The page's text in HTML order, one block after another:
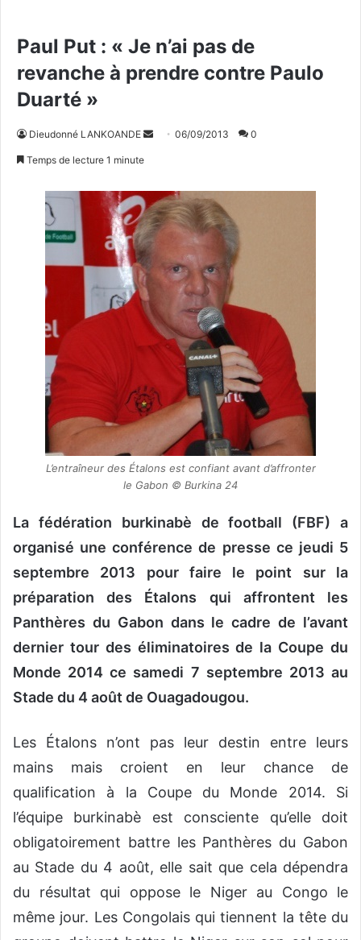
Paul Put : « Je n’ai pas de
revanche à prendre contre Paulo
Duarté »
Dieudonné LANKOANDE
o
y
e
o
u
r
i
e
06/09/2013 0
Temps de lecture 1 minute
L’entraîneur des Étalons est confiant avant d’affronter
le Gabon © Burkina 24
La fédération burkinabè de football (FBF) a
organisé une conférence de presse ce jeudi 5
septembre 2013 pour faire le point sur la
préparation des Étalons qui affrontent les
Panthères du Gabon dans le cadre de l’avant
dernier tour des éliminatoires de la Coupe du
Monde 2014 ce samedi 7 septembre 2013 au
Stade du 4 août de Ouagadougou.
Les Étalons n’ont pas leur destin entre leurs
mains mais croient en leur chance de
qualification à la Coupe du Monde 2014. Si
l’équipe burkinabè est consciente qu’elle doit
obligatoirement battre les Panthères du Gabon
au Stade du 4 août, elle sait que cela dépendra
du résultat qui oppose le Niger au Congo le
même jour. Les Congolais qui tiennent la tête du